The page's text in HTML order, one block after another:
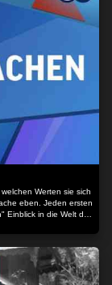
Werten sie sich
eben. Jeden ersten
in die Welt des